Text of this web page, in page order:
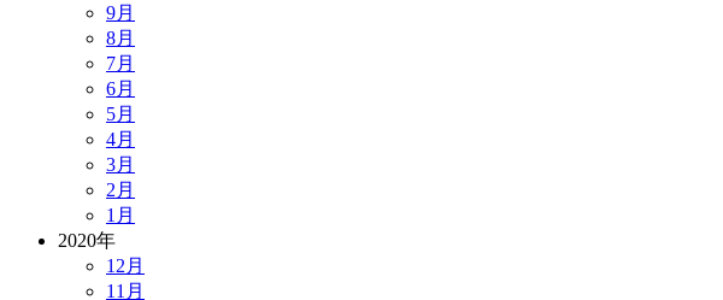
9月
8月
7月
6月
5月
4月
3月
2月
1月
2020年
12月
11月